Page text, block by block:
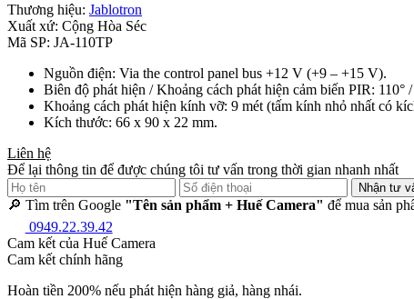
Thương hiệu: Jablotron
Xuất xứ: Cộng Hòa Séc
Mã SP: JA-110TP
Nguồn điện: Via the control panel bus +12 V (+9 – +15 V).
Biên độ phát hiện / Khoảng cách phát hiện cảm biến PIR: 110°
Khoảng cách phát hiện kính vỡ: 9 mét (tấm kính nhỏ nhất có
Kích thước: 66 x 90 x 22 mm.
Liên hệ
Để lại thông tin để được chúng tôi tư vấn trong thời gian nhanh nhất
Nhận tư
🔎 Tìm trên Google "Tên sản phẩm + Huế Camera" để mua sản
0949.22.39.42
Cam kết của Huế Camera
Cam kết chính hãng
Hoàn tiền 200% nếu phát hiện hàng giả, hàng nhái.